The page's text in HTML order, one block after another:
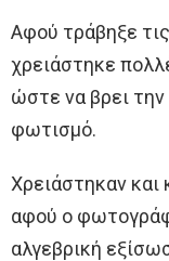
Αφού τράβηξε
χρειάστηκε
ώστε να βρει την
φωτισμό.
Χρειάστηκαν
αφού ο
αλγεβρική